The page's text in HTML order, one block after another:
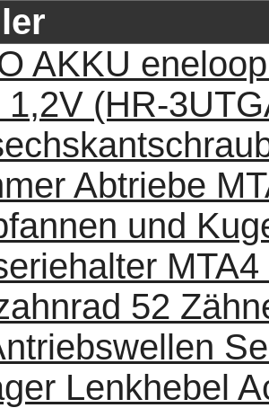
AKKU
1,2V (HR-
Abtriebe
und
52
Lenkhebel